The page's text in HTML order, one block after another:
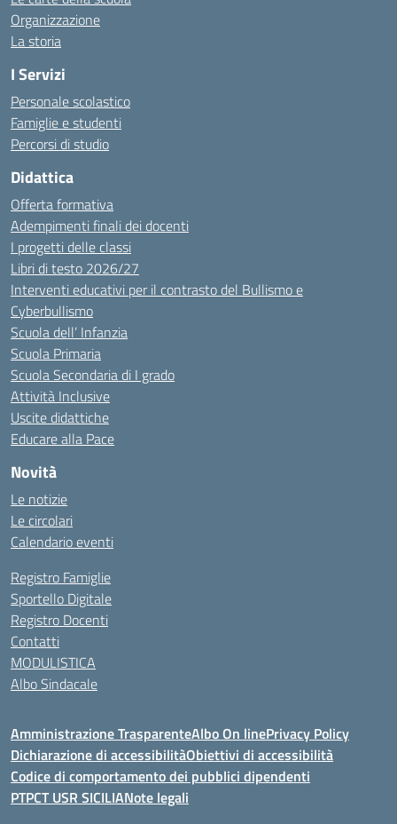
Organizzazione
La storia
I Servizi
Personale scolastico
Famiglie e studenti
Percorsi di studio
Didattica
Offerta formativa
Adempimenti finali dei docenti
I progetti delle classi
Libri di testo 2026/27
Interventi educativi per il contrasto del Bullismo e
Cyberbullismo
Scuola dell’ Infanzia
Scuola Primaria
Scuola Secondaria di I grado
Attività Inclusive
Uscite didattiche
Educare alla Pace
Novità
Le notizie
Le circolari
Calendario eventi
Registro Famiglie
Sportello Digitale
Registro Docenti
Contatti
MODULISTICA
Albo Sindacale
Amministrazione TrasparenteAlbo On linePrivacy Policy
Dichiarazione di accessibilitàObiettivi di accessibilità
Codice di comportamento dei pubblici dipendenti
PTPCT USR SICILIANote legali